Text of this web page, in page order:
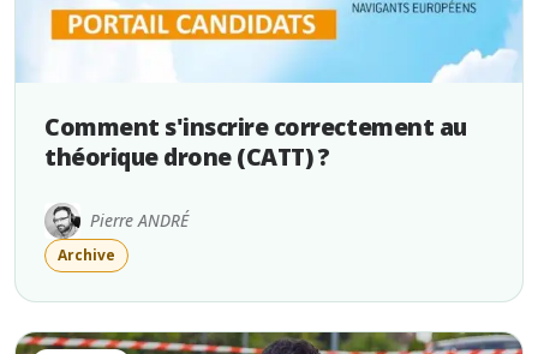
Comment s'inscrire correctement au
théorique drone (CATT) ?
Pierre ANDRÉ
Archive